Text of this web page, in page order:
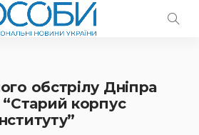
обстрілу Дніпра
корпус